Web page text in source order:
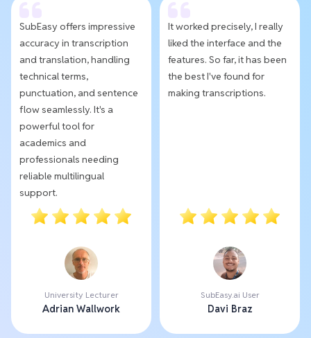
SubEasy offers impressive
accuracy in transcription
and translation, handling
technical terms,
punctuation, and sentence
flow seamlessly. It's a
powerful tool for
academics and
professionals needing
reliable multilingual
support.
University Lecturer
Adrian Wallwork
It worked precisely, I really
liked the interface and the
features. So far, it has been
the best I've found for
making transcriptions.
SubEasy.ai User
Davi Braz